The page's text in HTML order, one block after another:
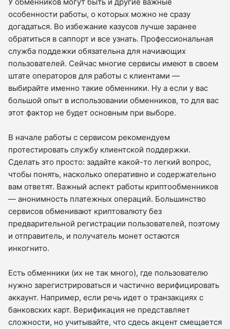
У обменников могут быть и другие важные
особенности работы, о которых можно не сразу
догадаться. Во избежание казусов лучше заранее
обратиться в саппорт и все узнать. Профессиональная
служба поддежки обязательна для начиающих
пользователей. Сейчас многие сервисы имеют в своем
штате операторов для работы с клиентами —
выбирайте именно такие обменники. Ну а если у вас
большой опыт в использовании обменников, то для вас
этот фактор не будет основным при выборе.
В начале работы с сервисом рекомендуем
протестировать службу клиентской поддержки.
Сделать это просто: задайте какой-то легкий вопрос,
чтобы понять, насколько оперативно и содержательно
вам ответят. Важный аспект работы криптообменников
— анонимность платежных операций. Большинство
сервисов обменивают криптовалюту без
предварительной регистрации пользователей, поэтому
и отправитель, и получатель монет остаются
инкогнито.
Есть обменники (их не так много), где пользователю
нужно зарегистрироваться и частично верифицировать
аккаунт. Например, если речь идет о транзакциях с
банковских карт. Верификация не представляет
сложности, но учитывайте, что сдесь акцент смещается